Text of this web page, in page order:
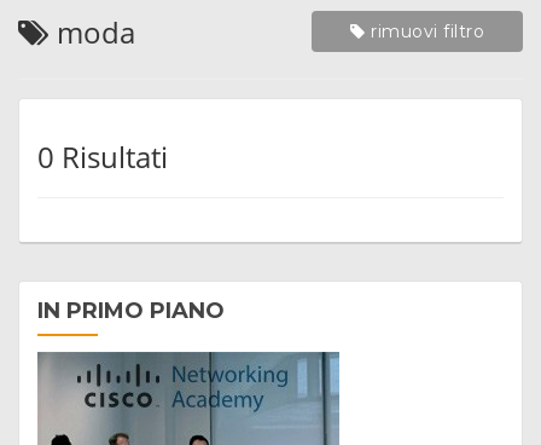
moda rimuovi filtro
0 Risultati
IN PRIMO PIANO